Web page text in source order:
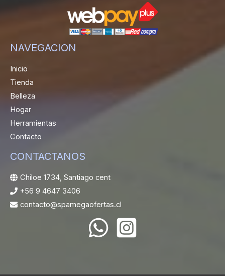
NAVEGACION
Inicio
Tienda
Belleza
Hogar
Herramientas
Contacto
CONTACTANOS
Chiloe 1734, Santiago cent
+56 9 4647 3406
contacto@spamegaofertas.cl